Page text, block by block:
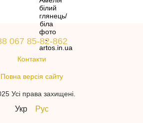
067 85-82-862
Контакти
Повна версія сайту
Усі права захищені.
Укр Рус